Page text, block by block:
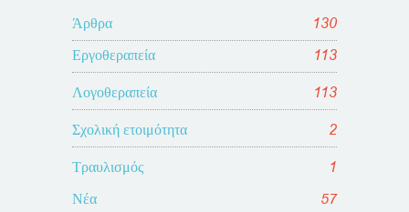
Άρθρα
130
Εργοθεραπεία
113
Λογοθεραπεία
113
Σχολική ετοιμότητα
2
Τραυλισμός
1
Νέα
57